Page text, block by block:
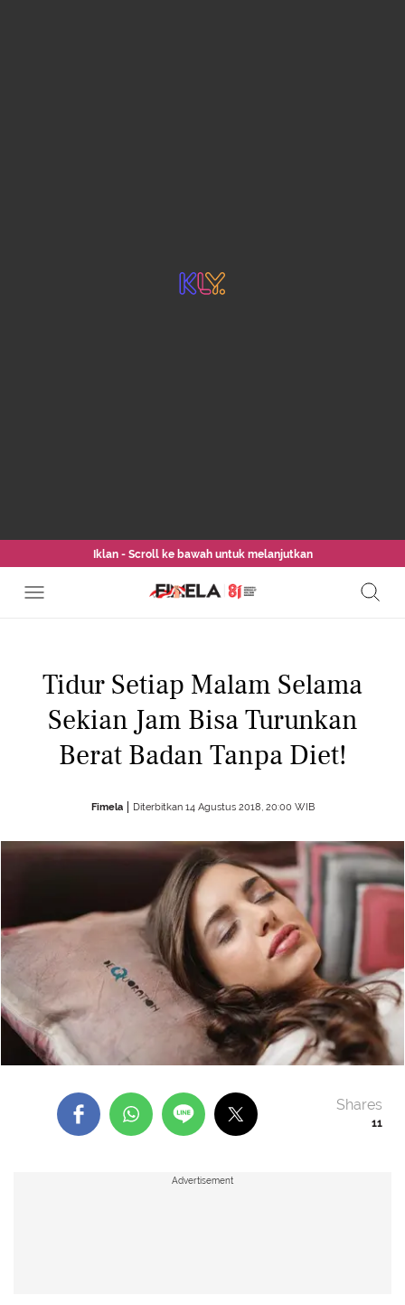
Iklan - Scroll ke bawah untuk melanjutkan
Tidur Setiap Malam Selama
Sekian Jam Bisa Turunkan
Berat Badan Tanpa Diet!
Fimela Diterbitkan 14 Agustus 2018, 20:00 WIB
11
Shares
Advertisement